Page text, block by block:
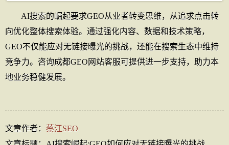
AI搜索的崛起要求GEO从业者转变思维，从追求点击转
向优化整体搜索体验。通过强化内容、数据和技术策略，
GEO不仅能应对无链接曝光的挑战，还能在搜索生态中维持
竞争力。咨询成都GEO网站客服可提供进一步支持，助力本
地业务稳健发展。
文章作者： 蔡江SEO